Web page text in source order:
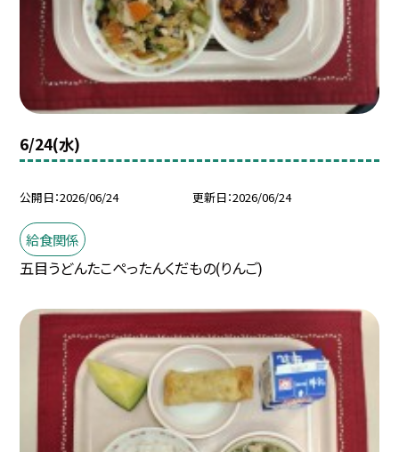
6/24(水)
公開日 2026/06/24 更新日 2026/06/24
給食関係
五目うどんたこぺったんくだもの(りんご)